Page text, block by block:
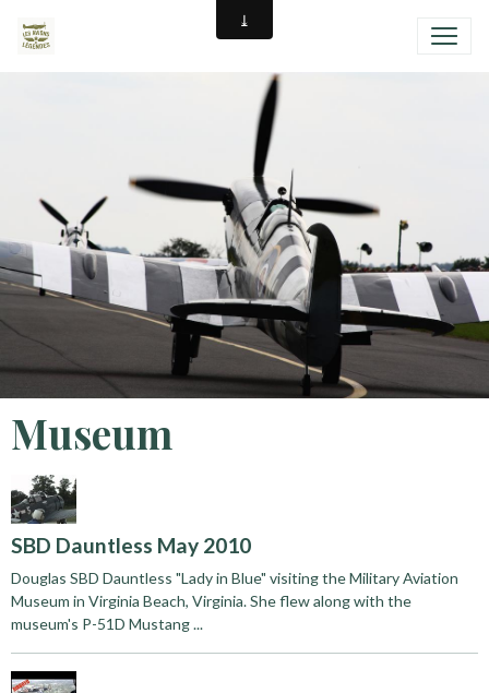
Museum
SBD Dauntless May 2010
Douglas SBD Dauntless "Lady in Blue" visiting the Military Aviation
Museum in Virginia Beach, Virginia. She flew along with the
museum's P-51D Mustang ...